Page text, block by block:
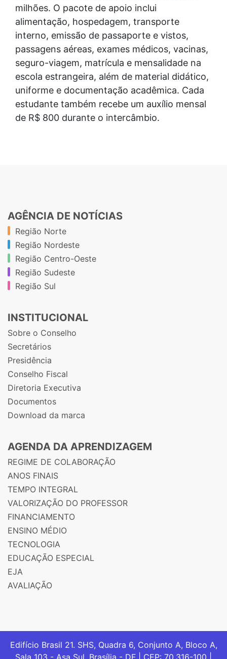
milhões. O pacote de apoio inclui
alimentação, hospedagem, transporte
interno, emissão de passaporte e vistos,
passagens aéreas, exames médicos, vacinas,
seguro-viagem, matrícula e mensalidade na
escola estrangeira, além de material didático,
uniforme e documentação acadêmica. Cada
estudante também recebe um auxílio mensal
de R$ 800 durante o intercâmbio.
AGÊNCIA DE NOTÍCIAS
Região Norte
Região Nordeste
Região Centro-Oeste
Região Sudeste
Região Sul
INSTITUCIONAL
Sobre o Conselho
Secretários
Presidência
Conselho Fiscal
Diretoria Executiva
Documentos
Download da marca
AGENDA DA APRENDIZAGEM
REGIME DE COLABORAÇÃO
ANOS FINAIS
TEMPO INTEGRAL
VALORIZAÇÃO DO PROFESSOR
FINANCIAMENTO
ENSINO MÉDIO
TECNOLOGIA
EDUCAÇÃO ESPECIAL
EJA
AVALIAÇÃO
Edifício Brasil 21. SHS, Quadra 6, Conjunto A, Bloco A,
Sala 103 - Asa Sul, Brasília - DF | CEP: 70.316-100 |